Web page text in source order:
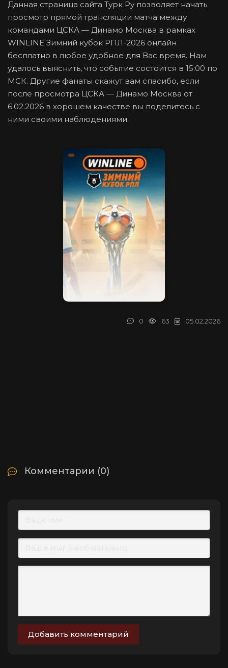
Данная страница сайта Турк Ру позволяет начать
просмотр прямой трансляции матча между
командами ЦСКА — Динамо Москва в рамках
WINLINE Зимний кубок РПЛ-2026 онлайн
бесплатно в любое удобное для Вас время. Нам
удалось выяснить, что событие состоится в 15:00 по
МСК. Другие фанаты скажут вам спасибо, если
после просмотра ЦСКА — Динамо Москва от
6.02.2026 в хорошем качестве вы поделитесь с
ними своими наблюдениями.
05.02.2026
63
0
Комментарии (0)
Добавить комментарий